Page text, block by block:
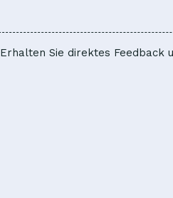
Erhalten Sie direktes Feedback